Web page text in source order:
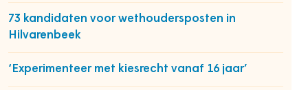
73 kandidaten voor wethoudersposten in
Hilvarenbeek
‘Experimenteer met kiesrecht vanaf 16 jaar’